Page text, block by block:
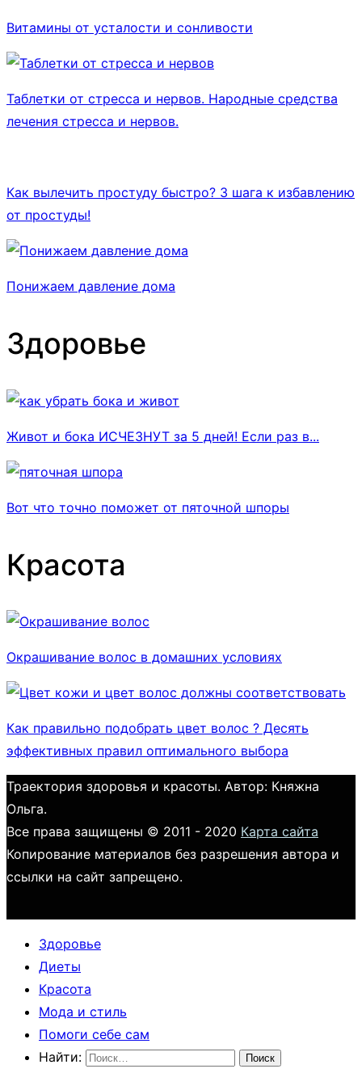
Витамины от усталости и сонливости
Таблетки от стресса и нервов. Народные средства
лечения стресса и нервов.
Как вылечить простуду быстро? 3 шага к избавлению
от простуды!
Понижаем давление дома
Здоровье
Живот и бока ИСЧЕЗНУТ за 5 дней! Если раз в...
Вот что точно поможет от пяточной шпоры
Красота
Окрашивание волос в домашних условиях
Как правильно подобрать цвет волос ? Десять
эффективных правил оптимального выбора
Траектория здоровья и красоты. Автор: Княжна
Ольга.
Все права защищены © 2011 - 2020 Карта сайта
Копирование материалов без разрешения автора и
ссылки на сайт запрещено.
Здоровье
Диеты
Красота
Мода и стиль
Помоги себе сам
Найти: